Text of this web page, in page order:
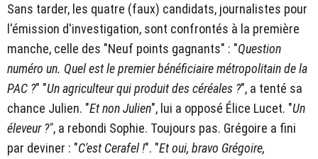
Sans tarder, les quatre (faux) candidats, journalistes pour
l'émission d'investigation, sont confrontés à la première
manche, celle des "Neuf points gagnants" : "Question
numéro un. Quel est le premier bénéficiaire métropolitain de la
PAC ?" "Un agriculteur qui produit des céréales ?", a tenté sa
chance Julien. "Et non Julien", lui a opposé Élice Lucet. "Un
éleveur ?", a rebondi Sophie. Toujours pas. Grégoire a fini
par deviner : "C'est Cerafel !". "Et oui, bravo Grégoire,